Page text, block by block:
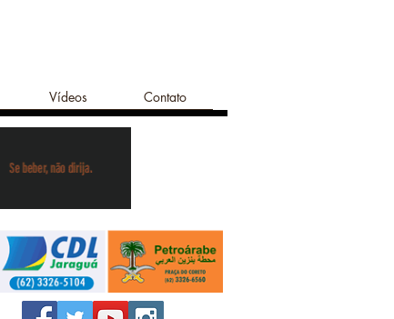
Vídeos Contato